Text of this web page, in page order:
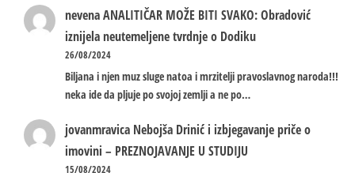
nevenaANALITIČAR MOŽE BITI SVAKO: Obradović
iznijela neutemeljene tvrdnje o Dodiku
26/08/2024
Biljana i njen muz sluge natoa i mrzitelji pravoslavnog naroda!!!
neka ide da pljuje po svojoj zemlji a ne po…
jovanmravica Nebojša Drinić i izbjegavanje priče o
imovini – PREZNOJAVANJE U STUDIJU
15/08/2024